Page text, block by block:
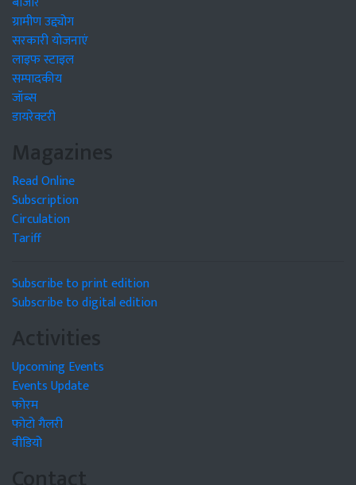
ग्रामीण उद्द्योग
सरकारी योजनाएं
लाइफ स्टाइल
सम्पादकीय
जॉब्स
डायरेक्टरी
Magazines
Read Online
Subscription
Circulation
Tariff
Subscribe to print edition
Subscribe to digital edition
Activities
Upcoming Events
Events Update
फोरम
फोटो गैलरी
वीडियो